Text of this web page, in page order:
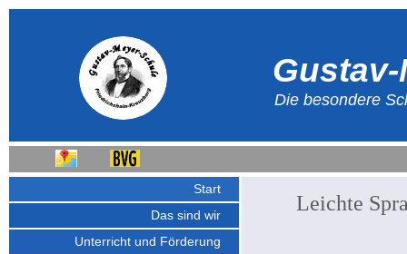
Start
Das sind wir
Unterricht und Förderung
Die besondere
Leichte